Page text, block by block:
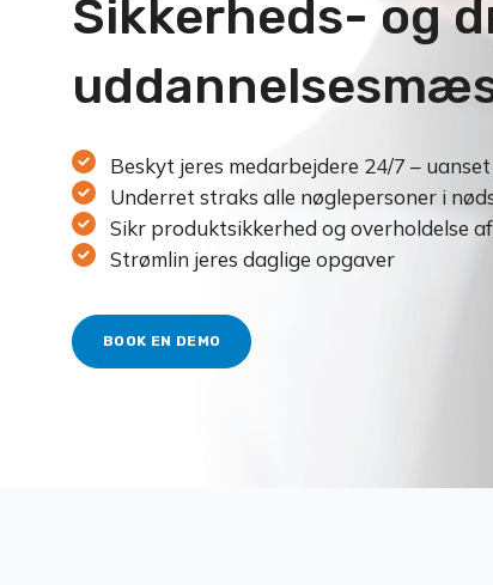
Sikkerheds- og
Beskyt jeres medarbejdere 24/7 –
Underret straks alle nøglepersoner i
Sikr produktsikkerhed og overholdelse
Strømlin jeres daglige opgaver
BOOK EN DEMO